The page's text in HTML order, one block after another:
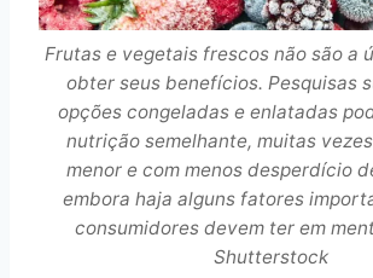
Frutas e vegetais frescos não são a
obter seus benefícios. Pesquisas
opções congeladas e enlatadas
nutrição semelhante, muitas
menor e com menos desperdício
embora haja alguns fatores
consumidores devem ter em
Shutterstock